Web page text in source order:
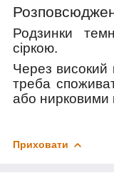
Родзинки
сіркою.
Через високий
треба
або
Приховати